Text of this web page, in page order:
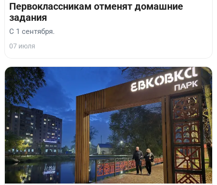
Первоклассникам отменят домашние
задания
С 1 сентября.
07 июля